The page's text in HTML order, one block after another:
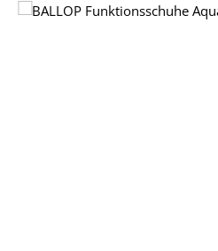
Bildergalerie überspringen